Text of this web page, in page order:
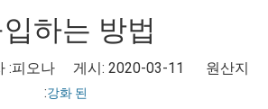
하는 방법
:피오나 게시: 2020-03-11 원산지
:강화 된